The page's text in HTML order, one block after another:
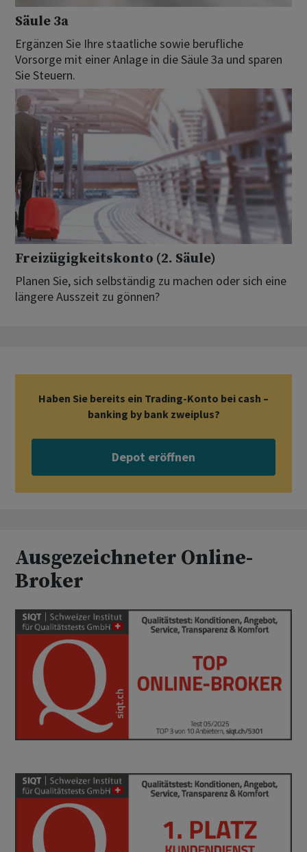
Säule 3a
Ergänzen Sie Ihre staatliche sowie berufliche
Vorsorge mit einer Anlage in die Säule 3a und sparen
Sie Steuern.
Freizügigkeitskonto (2. Säule)
Planen Sie, sich selbständig zu machen oder sich eine
längere Ausszeit zu gönnen?
Haben Sie bereits ein Trading-Konto bei cash –
banking by bank zweiplus?
Depot eröffnen
Ausgezeichneter Online-
Broker